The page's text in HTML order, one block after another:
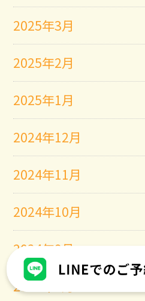
2025年3月
2025年2月
2025年1月
2024年12月
2024年11月
2024年10月
2024年9月
2024年8月